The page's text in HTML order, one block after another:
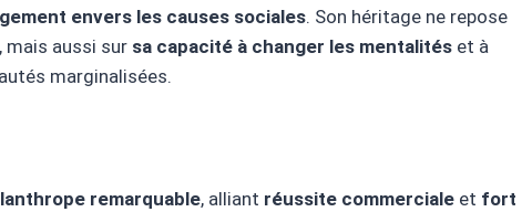
envers les causes sociales. Son héritage ne repose
, mais aussi sur sa capacité à changer les mentalités et à
marginalisées.
remarquable, alliant réussite commerciale et fort